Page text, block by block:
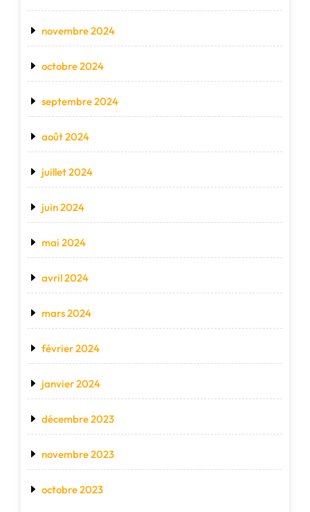
novembre 2024
octobre 2024
septembre 2024
août 2024
juillet 2024
juin 2024
mai 2024
avril 2024
mars 2024
février 2024
janvier 2024
décembre 2023
novembre 2023
octobre 2023